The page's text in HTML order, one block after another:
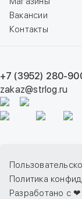
Вакансии
Контакты
+7 (3952) 280-
zakaz@strlog.ru
Политика
Разработано с ❤